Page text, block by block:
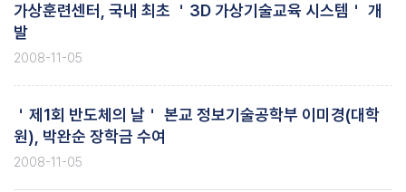
가상훈련센터, 국내 최초 ＇3D 가상기술교육 시스템＇ 개
발
2008-11-05
＇제1회 반도체의 날＇ 본교 정보기술공학부 이미경(대학
원), 박완순 장학금 수여
2008-11-05